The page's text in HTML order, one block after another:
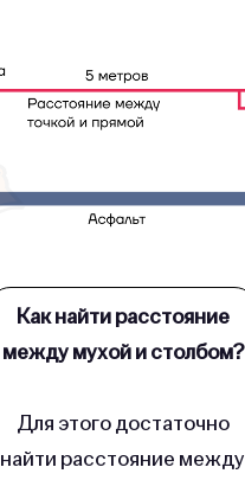
Как найти расстояние
между мухой и столбом?
Для этого достаточно
найти расстояние между